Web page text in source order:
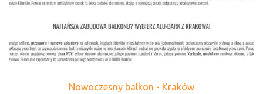
Nowoczesny balkon - Kraków